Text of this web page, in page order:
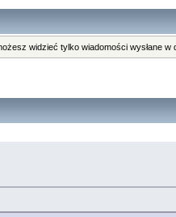
widzieć tylko wiadomości wysłane w